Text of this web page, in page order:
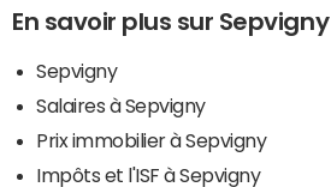
En savoir plus sur Sepvigny
Sepvigny
Salaires à Sepvigny
Prix immobilier à Sepvigny
Impôts et l'ISF à Sepvigny